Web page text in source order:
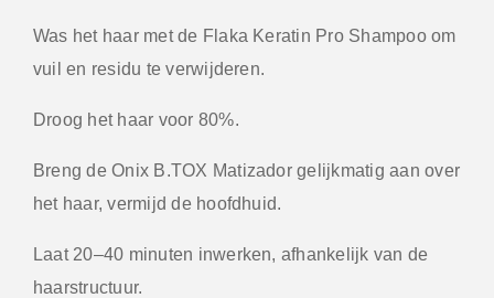
Was het haar met de Flaka Keratin Pro Shampoo om
vuil en residu te verwijderen.
Droog het haar voor 80%.
Breng de Onix B.TOX Matizador gelijkmatig aan over
het haar, vermijd de hoofdhuid.
Laat 20–40 minuten inwerken, afhankelijk van de
haarstructuur.